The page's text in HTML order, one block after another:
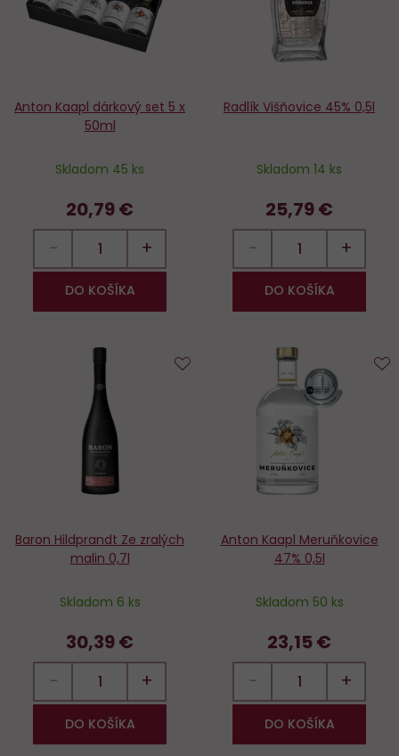
Anton Kaapl dárkový set 5 x
50ml
Skladom 45 ks
20,79 €
− +
DO KOŠÍKA
Radlík Višňovice 45% 0,5l
Skladom 14 ks
25,79 €
− +
DO KOŠÍKA
Baron Hildprandt Ze zralých
malin 0,7l
Skladom 6 ks
30,39 €
− +
DO KOŠÍKA
obľúbených
Anton Kaapl Meruňkovice
47% 0,5l
Skladom 50 ks
23,15 €
− +
DO KOŠÍKA